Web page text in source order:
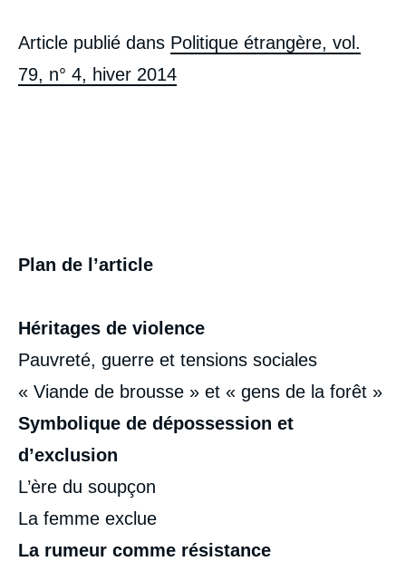
Article publié dans Politique étrangère, vol.
79, n° 4, hiver 2014
Plan de l’article
Héritages de violence
Pauvreté, guerre et tensions sociales
« Viande de brousse » et « gens de la forêt »
Symbolique de dépossession et
d’exclusion
L’ère du soupçon
La femme exclue
La rumeur comme résistance